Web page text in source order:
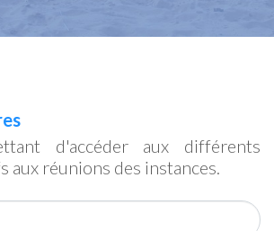
d'accéder aux différents
aux réunions des instances.